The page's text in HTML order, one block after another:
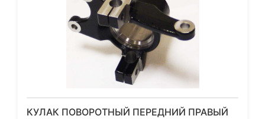
КУЛАК ПОВОРОТНЫЙ ПЕРЕДНИЙ ПРАВЫЙ